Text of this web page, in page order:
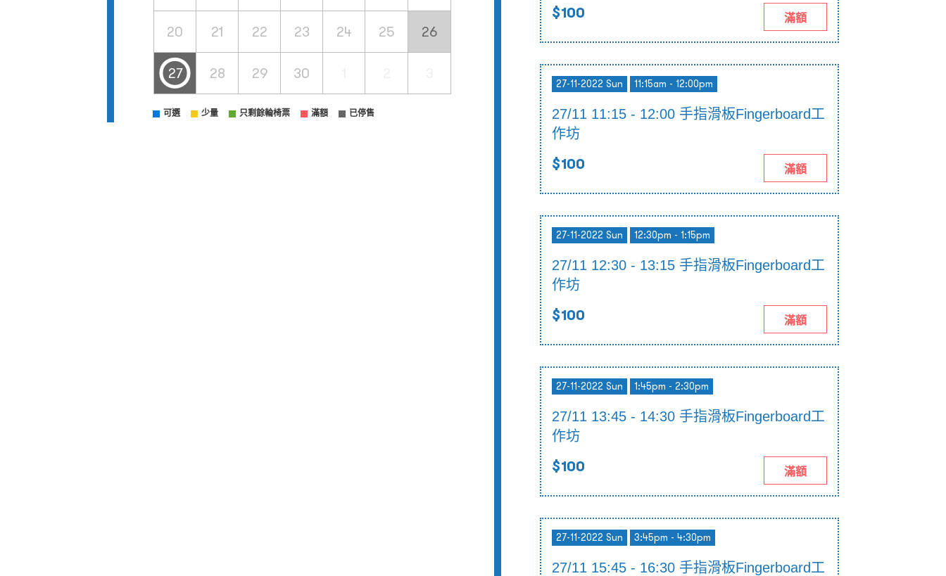
20 21 22 23 24 25 26
27 28 29 30
可選 少量 只剩餘輪椅票 滿額 已停售
$100 滿額
27-11-2022 Sun 11:15am - 12:00pm
27/11 11:15 - 12:00 手指滑板Fingerboard工
作坊
$100 滿額
27-11-2022 Sun 12:30pm - 1:15pm
27/11 12:30 - 13:15 手指滑板Fingerboard工
作坊
$100 滿額
27-11-2022 Sun 1:45pm - 2:30pm
27/11 13:45 - 14:30 手指滑板Fingerboard工
作坊
$100 滿額
27-11-2022 Sun 3:45pm - 4:30pm
27/11 15:45 - 16:30 手指滑板Fingerboard工